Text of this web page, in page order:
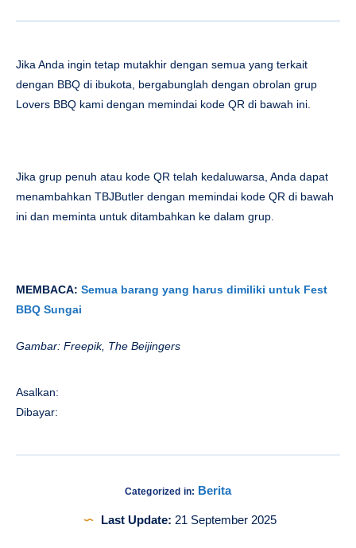
Jika Anda ingin tetap mutakhir dengan semua yang terkait
dengan BBQ di ibukota, bergabunglah dengan obrolan grup
Lovers BBQ kami dengan memindai kode QR di bawah ini.
Jika grup penuh atau kode QR telah kedaluwarsa, Anda dapat
menambahkan TBJButler dengan memindai kode QR di bawah
ini dan meminta untuk ditambahkan ke dalam grup.
MEMBACA: Semua barang yang harus dimiliki untuk Fest
BBQ Sungai
Gambar: Freepik, The Beijingers
Asalkan:
Dibayar:
Categorized in: Berita
Last Update: 21 September 2025